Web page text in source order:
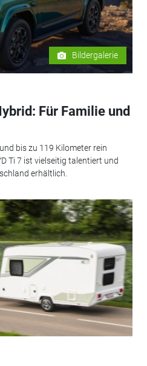
Bildergalerie
Für Familie und
bis zu 119 Kilometer rein
Ti 7 ist vielseitig talentiert und
erhältlich.